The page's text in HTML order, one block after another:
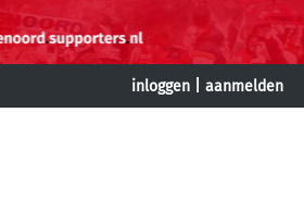
inloggen aanmelden